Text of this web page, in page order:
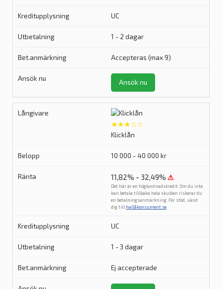
UC
1 - 2 dagar
Accepteras (max 9)
Ansök nu
★★★☆☆
Klicklån
10 000 - 40 000 kr
11,82% - 32,49% ⚠
Det här är en högkostnadskredit. Om du inte
kan betala tillbaka hela skulden riskerar du
en betalningsanmärkning. För stöd, vänd
dig till hallåkonsument.se
UC
1 - 3 dagar
Ej accepterade